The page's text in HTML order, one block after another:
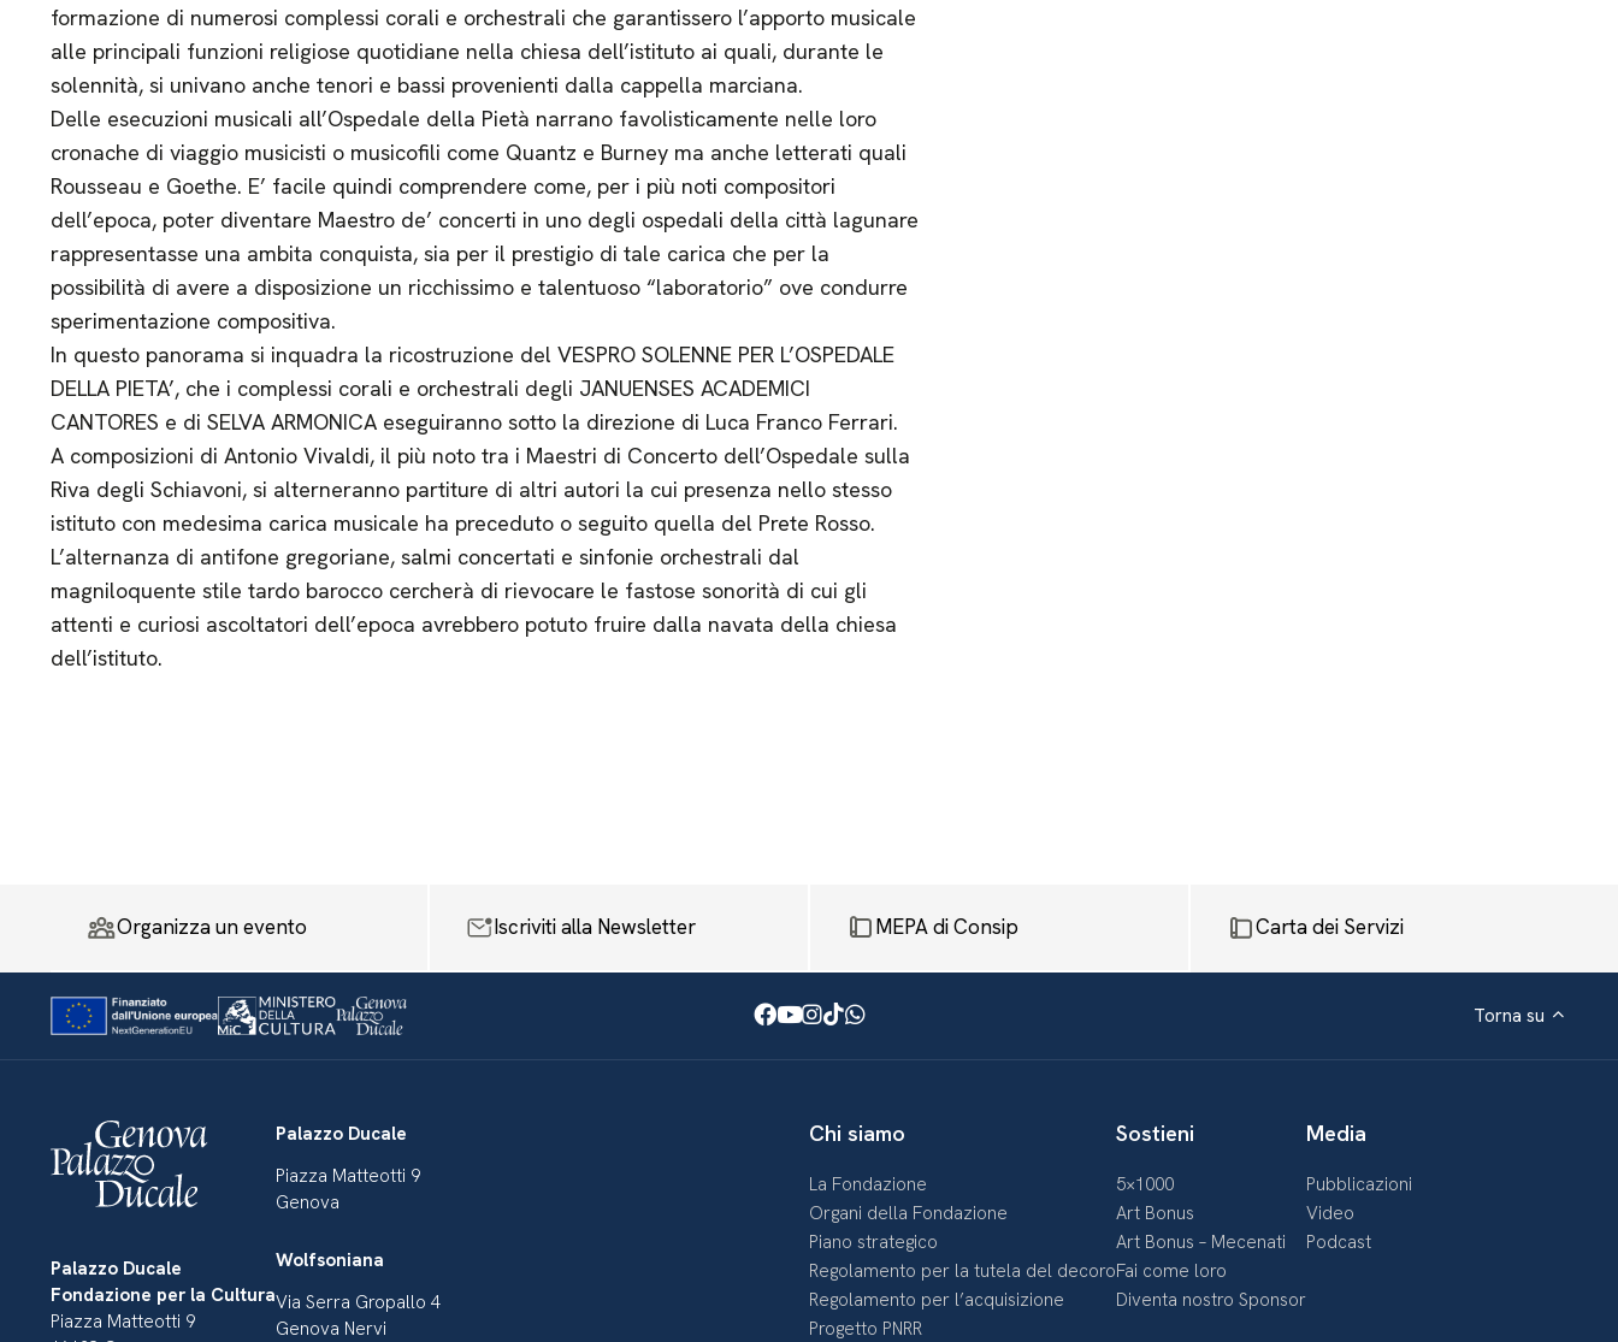
formazione di numerosi complessi corali e orchestrali che garantissero l’apporto musicale
alle principali funzioni religiose quotidiane nella chiesa dell’istituto ai quali, durante le
solennità, si univano anche tenori e bassi provenienti dalla cappella marciana.
Delle esecuzioni musicali all’Ospedale della Pietà narrano favolisticamente nelle loro
cronache di viaggio musicisti o musicofili come Quantz e Burney ma anche letterati quali
Rousseau e Goethe. E’ facile quindi comprendere come, per i più noti compositori
dell’epoca, poter diventare Maestro de’ concerti in uno degli ospedali della città lagunare
rappresentasse una ambita conquista, sia per il prestigio di tale carica che per la
possibilità di avere a disposizione un ricchissimo e talentuoso “laboratorio” ove condurre
sperimentazione compositiva.
In questo panorama si inquadra la ricostruzione del VESPRO SOLENNE PER L’OSPEDALE
DELLA PIETA’, che i complessi corali e orchestrali degli JANUENSES ACADEMICI
CANTORES e di SELVA ARMONICA eseguiranno sotto la direzione di Luca Franco Ferrari.
A composizioni di Antonio Vivaldi, il più noto tra i Maestri di Concerto dell’Ospedale sulla
Riva degli Schiavoni, si alterneranno partiture di altri autori la cui presenza nello stesso
istituto con medesima carica musicale ha preceduto o seguito quella del Prete Rosso.
L’alternanza di antifone gregoriane, salmi concertati e sinfonie orchestrali dal
magniloquente stile tardo barocco cercherà di rievocare le fastose sonorità di cui gli
attenti e curiosi ascoltatori dell’epoca avrebbero potuto fruire dalla navata della chiesa
dell’istituto.
Organizza un evento Iscriviti alla Newsletter MEPA di Consip Carta dei Servizi
Facebook
Youtube
Instagram
TikTok
WhatsApp Torna su
Palazzo Ducale
Fondazione per la Cultura
Piazza Matteotti 9
Palazzo Ducale
Piazza Matteotti 9
Genova
Wolfsoniana
Via Serra Gropallo 4
Genova Nervi
Chi siamo
La Fondazione
Organi della Fondazione
Piano strategico
Regolamento per la tutela del decoro
Regolamento per l’acquisizione
Progetto PNRR
Sostieni
5×1000
Art Bonus
Art Bonus – Mecenati
Fai come loro
Diventa nostro Sponsor
Media
Pubblicazioni
Video
Podcast